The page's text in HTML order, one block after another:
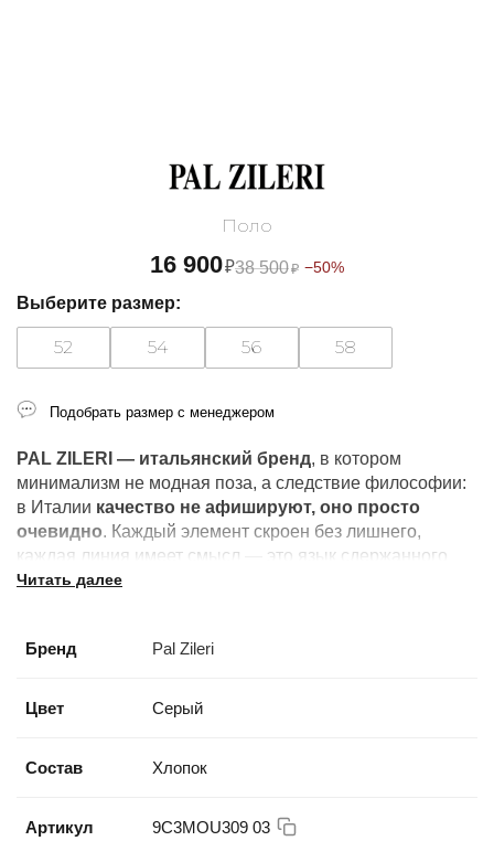
Поло
16 900₽38 500₽ −50%
PAL ZILERI — итальянский бренд, в котором
минимализм не модная поза, а следствие философии:
в Италии качество не афишируют, оно просто
очевидно. Каждый элемент скроен без лишнего,
каждая линия имеет смысл — это язык сдержанного
мастерства.
Читать далее
Бренд Pal Zileri
Цвет Серый
Состав Хлопок
Артикул 9C3MOU309 03
Выберите размер:
52 54 56 58
Подобрать размер с менеджером